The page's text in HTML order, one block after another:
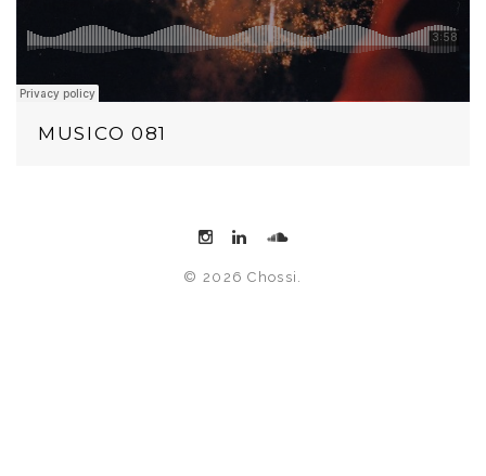
MUSICO 081
© 2026 Chossi.